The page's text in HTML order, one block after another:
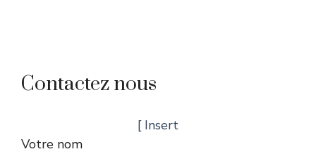
Contactez nous
[ Insert
Votre nom